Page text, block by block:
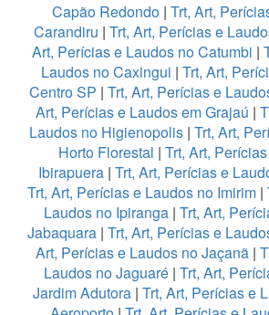
Capão Redondo | Trt, Art,
Carandiru | Trt, Art, Perícias e
Art, Perícias e Laudos no Catumbi |
Laudos no Caxingui | Trt, Art,
Centro SP | Trt, Art, Perícias e
Art, Perícias e Laudos em Grajaú |
Laudos no Higienopolis| Trt, Art,
Horto Florestal | Trt, Art,
Ibirapuera| Trt, Art, Perícias e
Trt, Art, Perícias e Laudos no Imirim |
Laudos no Ipiranga| Trt, Art,
Jabaquara | Trt, Art, Perícias e
Art, Perícias e Laudos no Jaçanã|
Laudos no Jaguaré| Trt, Art,
Jardim Adutora | Trt, Art, Perícias e